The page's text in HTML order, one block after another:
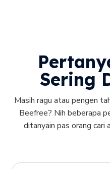
Sering
Masih ragu atau pengen
Beefree? Nih beberapa
ditanyain pas orang cari